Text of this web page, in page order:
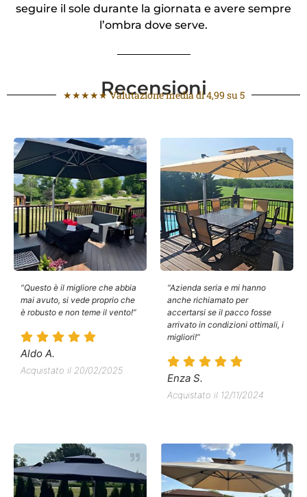
seguire il sole durante la giornata e avere sempre
l’ombra dove serve.
Recensioni
★★★★★ Valutazione media di 4,99 su 5
“Questo è il migliore che abbia
mai avuto, si vede proprio che
è robusto e non teme il vento!”
Aldo A.
Acquistato il 20/02/2025
“Azienda seria e mi hanno
anche richiamato per
accertarsi se il pacco fosse
arrivato in condizioni ottimali, i
migliori!”
Enza S.
Acquistato il 12/11/2024